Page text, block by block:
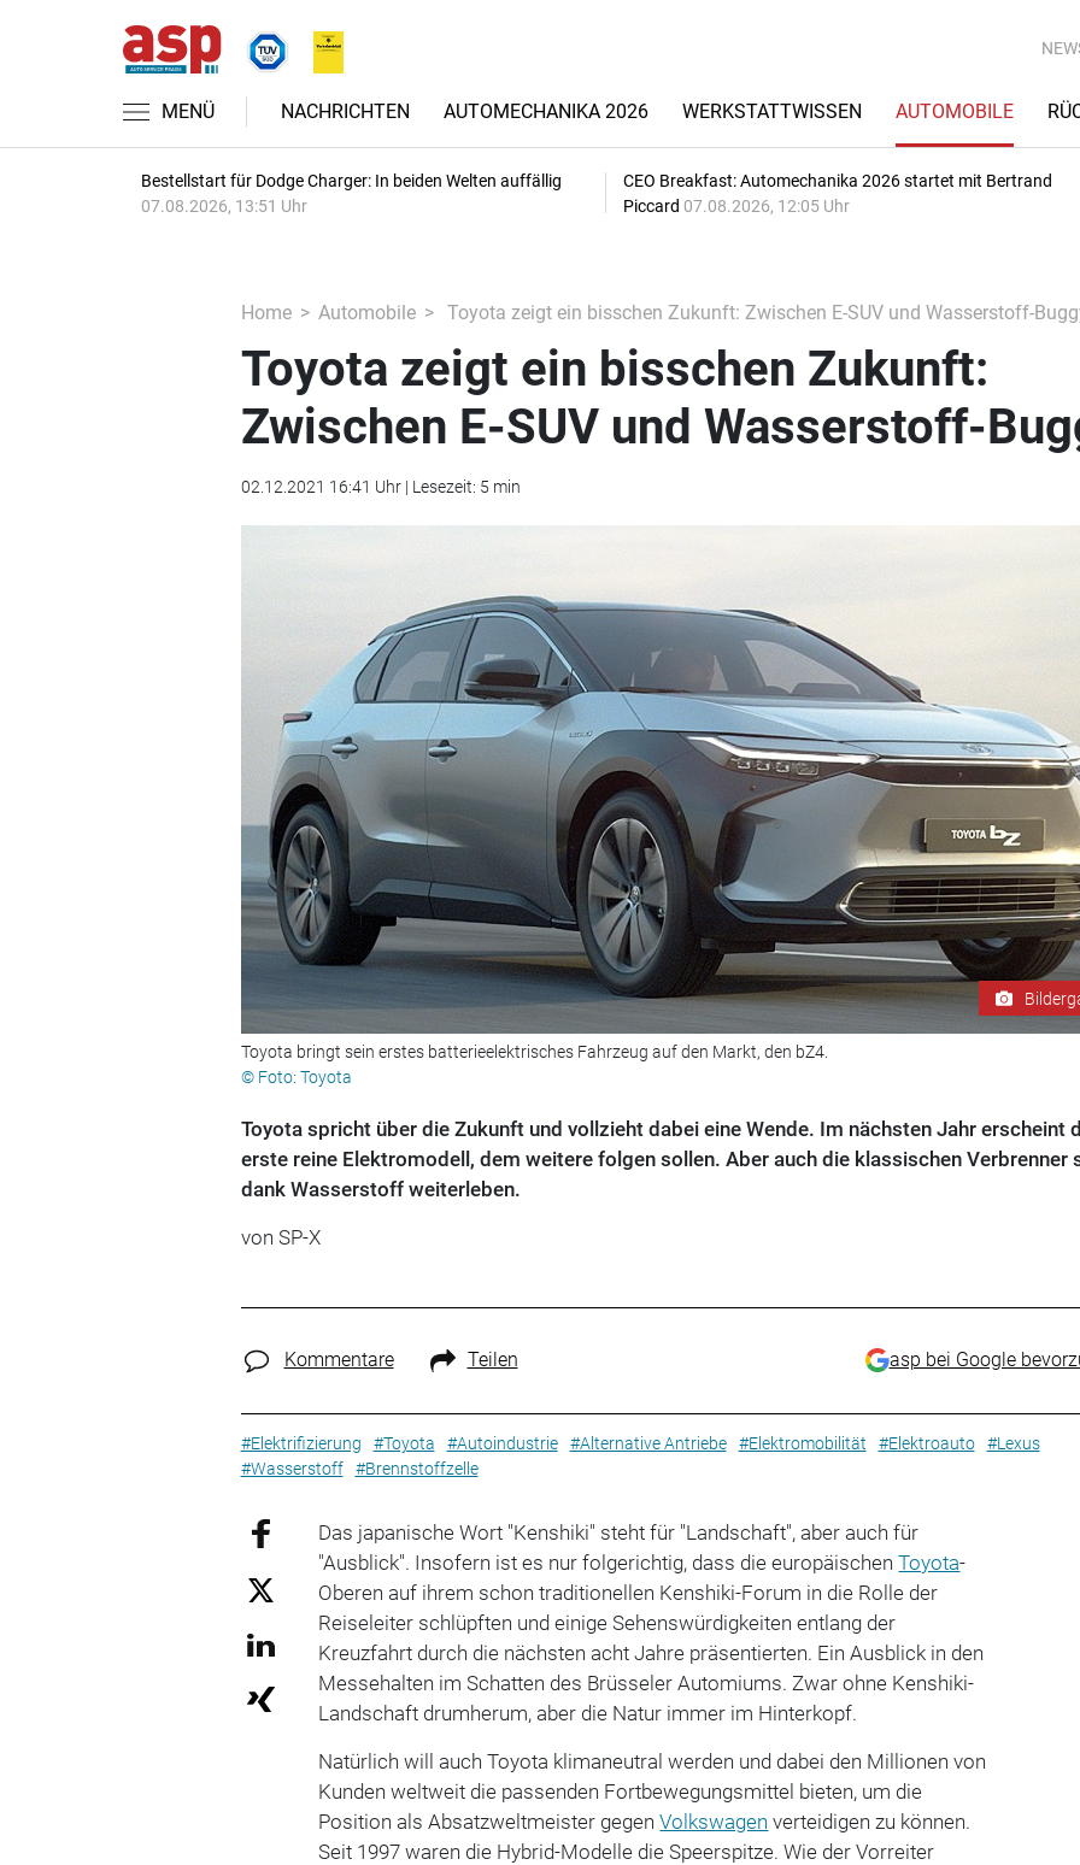
MENÜ NACHRICHTEN AUTOMECHANIKA 2026 WERKSTATTWISSEN AUTOMOBILE
Bestellstart für Dodge Charger: In beiden Welten auffällig
07.08.2026, 13:51 Uhr
CEO Breakfast: Automechanika 2026 startet mit Bertrand
Piccard 07.08.2026, 12:05 Uhr
Home Automobile Toyota zeigt ein bisschen Zukunft: Zwischen E-SUV und Wasserstoff-
Toyota zeigt ein bisschen Zukunft:
Zwischen E-SUV und Wasserstoff-
02.12.2021 16:41 Uhr | Lesezeit: 5 min
Toyota bringt sein erstes batterieelektrisches Fahrzeug auf den Markt, den bZ4.
© Foto: Toyota
Toyota spricht über die Zukunft und vollzieht dabei eine Wende. Im nächsten Jahr erscheint
erste reine Elektromodell, dem weitere folgen sollen. Aber auch die klassischen Verbrenner
dank Wasserstoff weiterleben.
von SP-X
Kommentare Teilen asp bei Google
#Elektrifizierung #Toyota #Autoindustrie #Alternative Antriebe #Elektromobilität #Elektroauto
#Lexus
#Wasserstoff
#Brennstoffzelle
Das japanische Wort "Kenshiki" steht für "Landschaft", aber auch für
"Ausblick". Insofern ist es nur folgerichtig, dass die europäischenToyota-
Oberen auf ihrem schon traditionellen Kenshiki-Forum in die Rolle der
Reiseleiter schlüpften und einige Sehenswürdigkeiten entlang der
Kreuzfahrt durch die nächsten acht Jahre präsentierten. Ein Ausblick in den
Messehalten im Schatten des Brüsseler Automiums. Zwar ohne Kenshiki-
Landschaft drumherum, aber die Natur immer im Hinterkopf.
Natürlich will auch Toyota klimaneutral werden und dabei den Millionen von
Kunden weltweit die passenden Fortbewegungsmittel bieten, um die
Position als Absatzweltmeister gegenVolkswagen verteidigen zu können.
Seit 1997 waren die Hybrid-Modelle die Speerspitze. Wie der Vorreiter